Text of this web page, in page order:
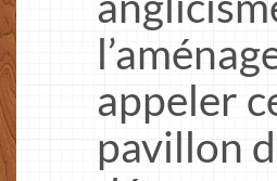
appeler
pavillon